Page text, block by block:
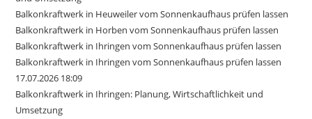
Balkonkraftwerk in Heuweiler vom Sonnenkaufhaus prüfen lassen
Balkonkraftwerk in Horben vom Sonnenkaufhaus prüfen lassen
Balkonkraftwerk in Ihringen vom Sonnenkaufhaus prüfen lassen
Balkonkraftwerk in Ihringen vom Sonnenkaufhaus prüfen lassen
17.07.2026 18:09
Balkonkraftwerk in Ihringen: Planung, Wirtschaftlichkeit und
Umsetzung